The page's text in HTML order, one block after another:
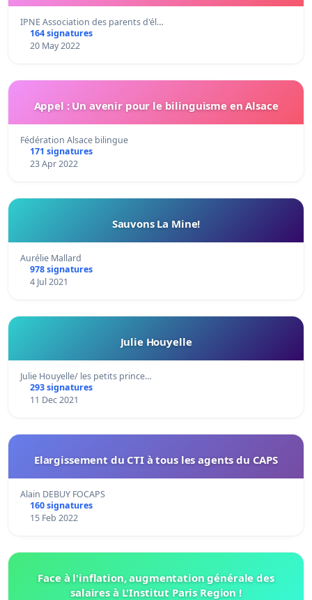
IPNE Association des parents d'él…
164 signatures
20 May 2022
Appel : Un avenir pour le bilinguisme en Alsace
Fédération Alsace bilingue
171 signatures
23 Apr 2022
Sauvons La Mine!
Aurélie Mallard
978 signatures
4 Jul 2021
Julie Houyelle
Julie Houyelle/ les petits prince…
293 signatures
11 Dec 2021
Elargissement du CTI à tous les agents du CAPS
Alain DEBUY FOCAPS
160 signatures
15 Feb 2022
Face à l'inflation, augmentation générale des
salaires à L'Institut Paris Region !